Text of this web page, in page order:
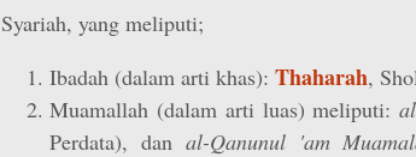
Syariah, yang meliputi;
Ibadah (dalam arti khas): Thaharah,
Muamallah (dalam arti luas) meliputi:
Perdata), dan al-Qanunul 'am